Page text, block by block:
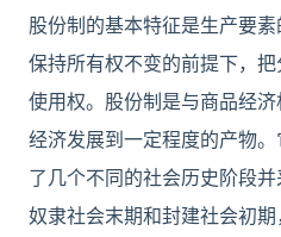
股份制的基本特征是生产要
保持所有权不变的前提下，
使用权。股份制是与商品经
经济发展到一定程度的产物
了几个不同的社会历史阶段
奴隶社会末期和封建社会初